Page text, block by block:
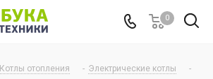
0
Котлы отопления - Электрические котлы
-